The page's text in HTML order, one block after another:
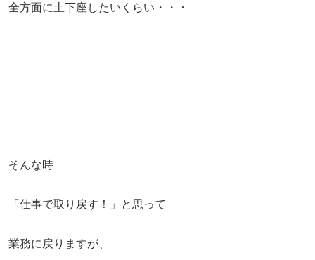
全方面に土下座したいくらい・・・
そんな時
「仕事で取り戻す！」と思って
業務に戻りますが、